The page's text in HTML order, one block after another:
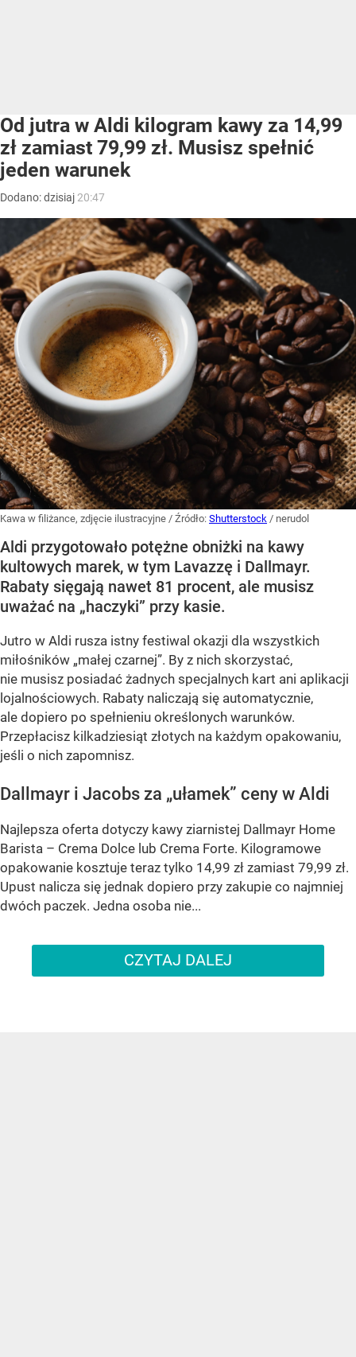
Od jutra w Aldi kilogram kawy za 14,99
zł zamiast 79,99 zł. Musisz spełnić
jeden warunek
Dodano:dzisiaj 20:47
Kawa w filiżance, zdjęcie ilustracyjne / Źródło: Shutterstock / nerudol
Aldi przygotowało potężne obniżki na kawy
kultowych marek, w tym Lavazzę i Dallmayr.
Rabaty sięgają nawet 81 procent, ale musisz
uważać na „haczyki” przy kasie.
Jutro w Aldi rusza istny festiwal okazji dla wszystkich
miłośników „małej czarnej”. By z nich skorzystać,
nie musisz posiadać żadnych specjalnych kart ani aplikacji
lojalnościowych. Rabaty naliczają się automatycznie,
ale dopiero po spełnieniu określonych warunków.
Przepłacisz kilkadziesiąt złotych na każdym opakowaniu,
jeśli o nich zapomnisz.
Dallmayr i Jacobs za „ułamek” ceny w Aldi
Najlepsza oferta dotyczy kawy ziarnistej Dallmayr Home
Barista – Crema Dolce lub Crema Forte. Kilogramowe
opakowanie kosztuje teraz tylko 14,99 zł zamiast 79,99 zł.
Upust nalicza się jednak dopiero przy zakupie co najmniej
dwóch paczek. Jedna osoba nie...
CZYTAJ DALEJ